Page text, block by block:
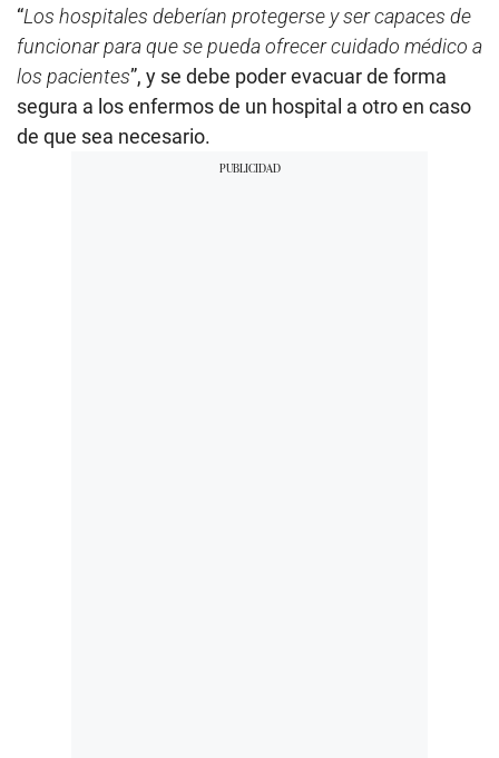
“Los hospitales deberían protegerse y ser capaces de
funcionar para que se pueda ofrecer cuidado médico a
los pacientes”, y se debe poder evacuar de forma
segura a los enfermos de un hospital a otro en caso
de que sea necesario.